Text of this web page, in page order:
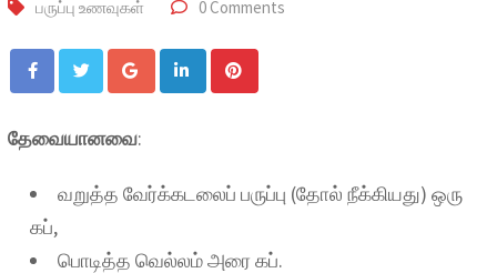
பருப்பு உணவுகள் 0 Comments
தேவையானவை:
வறுத்த வேர்க்கடலைப் பருப்பு (தோல் நீக்கியது) ஒரு
கப்,
பொடித்த வெல்லம் அரை கப்.